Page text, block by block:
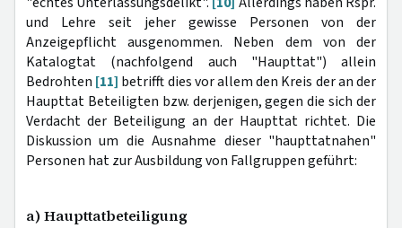
und Lehre seit jeher gewisse Personen von der
Anzeigepflicht ausgenommen. Neben dem von der
Katalogtat (nachfolgend auch "Haupttat") allein
Bedrohten [11] betrifft dies vor allem den Kreis der an der
Haupttat Beteiligten bzw. derjenigen, gegen die sich der
Verdacht der Beteiligung an der Haupttat richtet. Die
Diskussion um die Ausnahme dieser "haupttatnahen"
Personen hat zur Ausbildung von Fallgruppen geführt:
a) Haupttatbeteiligung